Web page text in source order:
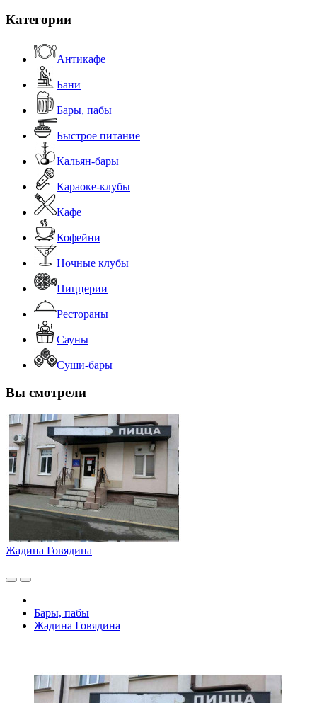
Категории
Антикафе
Бани
Бары, пабы
Быстрое питание
Кальян-бары
Караоке-клубы
Кафе
Кофейни
Ночные клубы
Пиццерии
Рестораны
Сауны
Суши-бары
Вы смотрели
Жадина Говядина
Бары, пабы
Жадина Говядина